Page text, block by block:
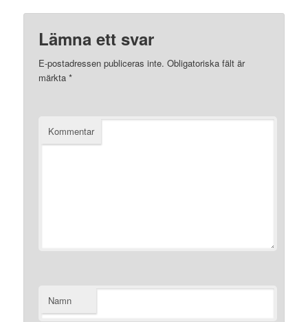
Lämna ett svar
E-postadressen publiceras inte. Obligatoriska fält är
märkta*
Kommentar
Namn